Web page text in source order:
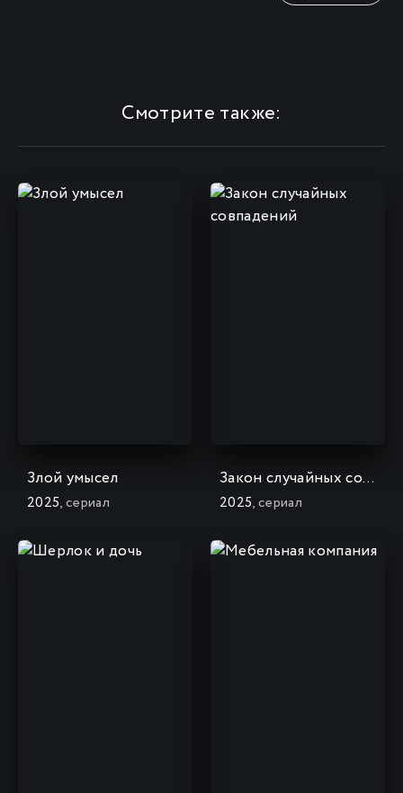
Смотрите также:
Злой умысел
2025, сериал
Закон случайных совпадений
2025, сериал